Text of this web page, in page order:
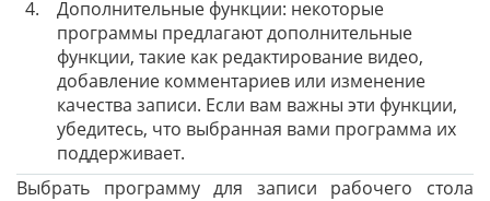
4.
Дополнительные функции: некоторые
программы предлагают дополнительные
функции, такие как редактирование видео,
добавление комментариев или изменение
качества записи. Если вам важны эти функции,
убедитесь, что выбранная вами программа их
поддерживает.
Выбрать программу для записи рабочего стола